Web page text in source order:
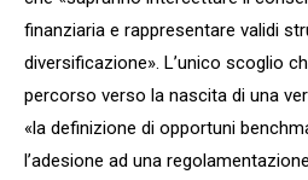
finanziaria e rappresentare validi
diversificazione». L’unico scoglio
percorso verso la nascita di una
«la definizione di opportuni
l’adesione ad una